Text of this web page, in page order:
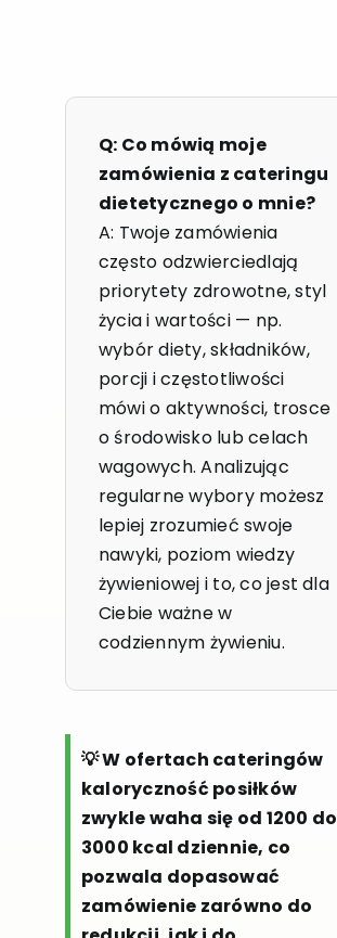
Q: Co mówią moje
zamówienia z cateringu
dietetycznego o mnie?
A: Twoje zamówienia
często odzwierciedlają
priorytety zdrowotne, styl
życia i wartości — np.
wybór diety, składników,
porcji i częstotliwości
mówi o aktywności, trosce
o środowisko lub celach
wagowych. Analizując
regularne wybory możesz
lepiej zrozumieć swoje
nawyki, poziom wiedzy
żywieniowej i to, co jest dla
Ciebie ważne w
codziennym żywieniu.
💡 W ofertach cateringów
kaloryczność posiłków
zwykle waha się od 1200 do
3000 kcal dziennie, co
pozwala dopasować
zamówienie zarówno do